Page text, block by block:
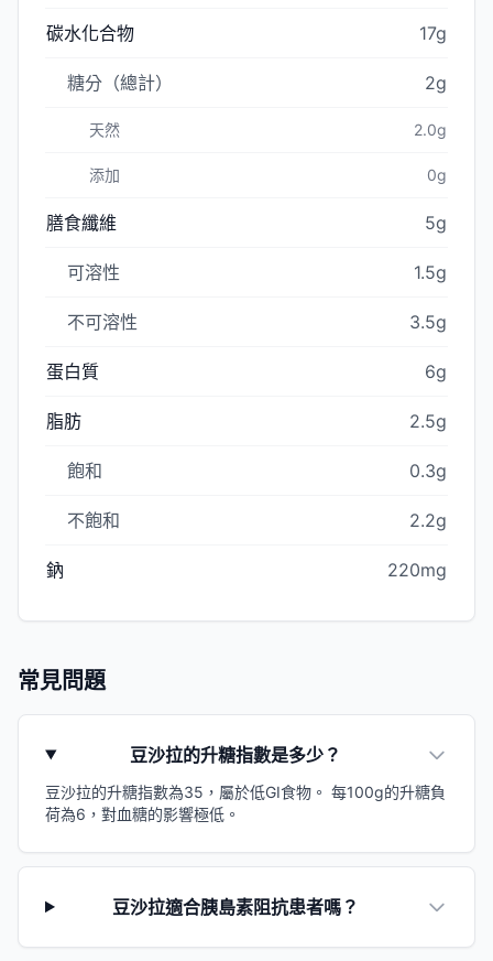
碳水化合物 17g
糖分（總計） 2g
天然 2.0g
添加 0g
膳食纖維 5g
可溶性 1.5g
不可溶性 3.5g
蛋白質 6g
脂肪 2.5g
飽和 0.3g
不飽和 2.2g
鈉 220mg
常見問題
豆沙拉的升糖指數是多少？
豆沙拉的升糖指數為35，屬於低GI食物。 每100g的升糖負
荷為6，對血糖的影響極低。
豆沙拉適合胰島素阻抗患者嗎？